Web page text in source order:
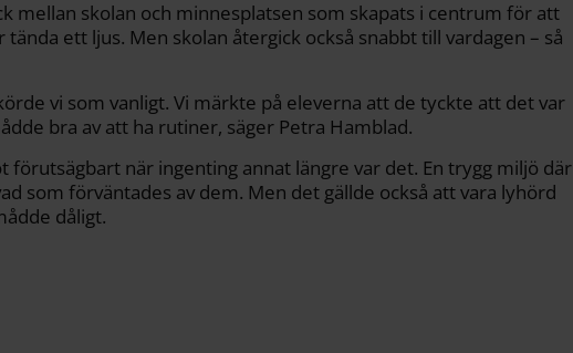
mellan skolan och minnesplatsen som skapats i centrum för att
tända ett ljus. Men skolan återgick också snabbt till vardagen – så
vi som vanligt. Vi märkte på eleverna att de tyckte att det var
bra av att ha rutiner, säger Petra Hamblad.
förutsägbart när ingenting annat längre var det. En trygg miljö där
som förväntades av dem. Men det gällde också att vara lyhörd
dåligt.